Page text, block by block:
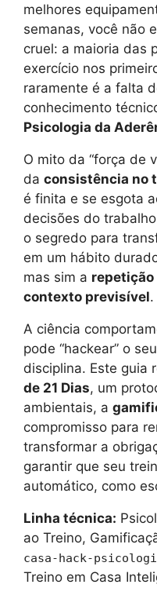
melhores
semanas, você não
cruel: a maioria das
exercício nos
raramente é a falta
conhecimento
Psicologia da
O mito da “força de
da consistência no
é finita e se esgota
decisões do
o segredo para
em um hábito
mas sim a
contexto previsível.
A ciência
pode “hackear” o
disciplina. Este guia
de 21 Dias, um
ambientais, a
compromisso para
transformar a
garantir que seu
automático, como
Linha técnica:
ao Treino,
casa-hack-
Treino em Casa